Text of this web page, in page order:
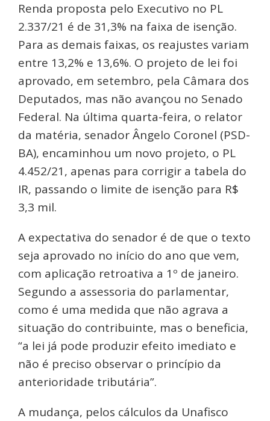
Renda proposta pelo Executivo no PL
2.337/21 é de 31,3% na faixa de isenção.
Para as demais faixas, os reajustes variam
entre 13,2% e 13,6%. O projeto de lei foi
aprovado, em setembro, pela Câmara dos
Deputados, mas não avançou no Senado
Federal. Na última quarta-feira, o relator
da matéria, senador Ângelo Coronel (PSD-
BA), encaminhou um novo projeto, o PL
4.452/21, apenas para corrigir a tabela do
IR, passando o limite de isenção para R$
3,3 mil.
A expectativa do senador é de que o texto
seja aprovado no início do ano que vem,
com aplicação retroativa a 1º de janeiro.
Segundo a assessoria do parlamentar,
como é uma medida que não agrava a
situação do contribuinte, mas o beneficia,
“a lei já pode produzir efeito imediato e
não é preciso observar o princípio da
anterioridade tributária”.
A mudança, pelos cálculos da Unafisco